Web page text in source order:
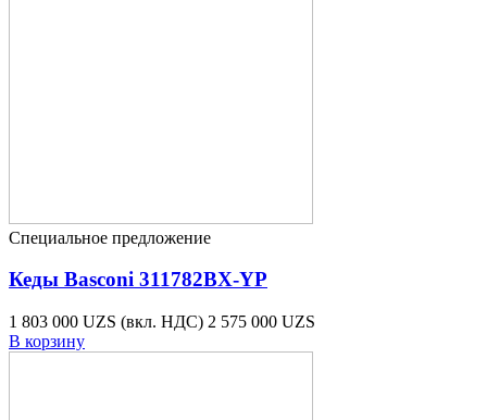
Специальное предложение
Кеды Basconi 311782BX-YP
1 803 000 UZS (вкл. НДС) 2 575 000 UZS
В корзину